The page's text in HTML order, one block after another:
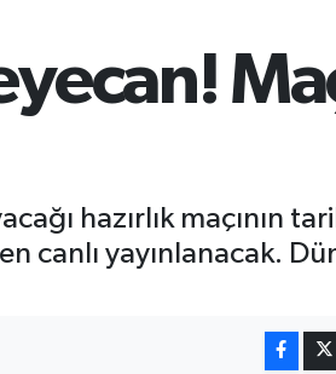
hazırlık maçının
canlı yayınlanacak.